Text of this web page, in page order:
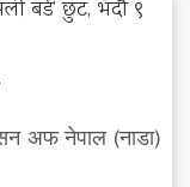
अफ नेपाल (नाडा)